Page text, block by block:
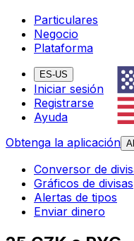
Particulares
Negocio
Plataforma
ES-US
Iniciar sesión
Registrarse
Ayuda
Obtenga la aplicación
Conversor de
Gráficos de divisas
Alertas de tipos
Enviar dinero